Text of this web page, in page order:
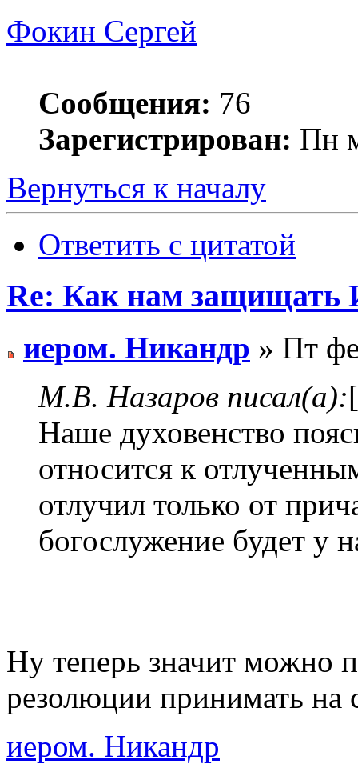
Фокин Сергей
Сообщения: 76
Зарегистрирован: Пн
Вернуться к началу
Ответить с цитатой
Re: Как нам защищать
иером. Никандр » Пт
М.В. Назаров писал(а):
Наше духовенство
относится к
отлучил только от
богослужение будет у
Ну теперь значит можно
резолюции принимать на
иером. Никандр